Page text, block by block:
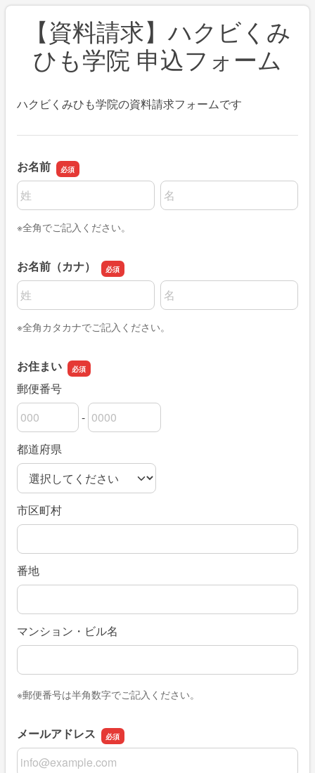
【資料請求】ハクビくみ
ひも学院 申込フォーム
ハクビくみひも学院の資料請求フォームです
お名前
名前の姓
名前の名
※全角でご記入ください。
お名前（カナ）
名前の姓
名前の名
※全角カタカナでご記入ください。
お住まい
郵便番号
郵便番号の上3桁
-
郵便番号の下4桁
都道府県
市区町村
番地
マンション・ビル名
※郵便番号は半角数字でご記入ください。
メールアドレス
メールアドレス